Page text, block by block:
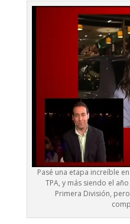
Pasé una etapa increíble
TPA, y más siendo el
Primera División,